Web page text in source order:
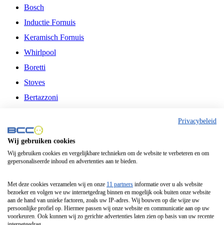
Bosch
Inductie Fornuis
Keramisch Fornuis
Whirlpool
Boretti
Stoves
Bertazzoni
Fitelli
Airfryer
Frituurpan
Contactgrill
Broodbakmachine
Broodrooster
Privacybeleid
Wij gebruiken cookies
Wij gebruiken cookies en vergelijkbare technieken om de website te verbeteren en om
gepersonaliseerde inhoud en advertenties aan te bieden.
Met deze cookies verzamelen wij en onze 11 partners informatie over u als website
bezoeker en volgen we uw internetgedrag binnen en mogelijk ook buiten onze website
aan de hand van unieke factoren, zoals uw IP-adres. Wij bouwen op die wijze uw
persoonlijke profiel op. Hiermee passen wij onze website en communicatie aan op uw
voorkeuren. Ook kunnen wij zo gerichte advertenties laten zien op basis van uw recente